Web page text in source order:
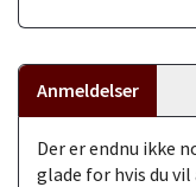
Anmeldelser
Der er endnu ikke
glade for hvis du